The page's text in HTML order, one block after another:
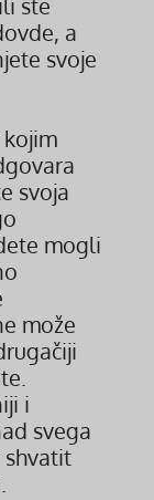
ste
a
svoje
svoja
mogli
može
i
svega
shvatit